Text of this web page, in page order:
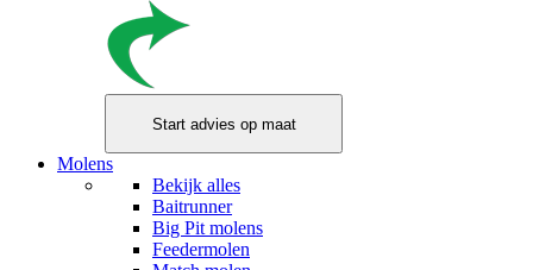
Molens
Bekijk alles
Baitrunner
Big Pit molens
Feedermolen